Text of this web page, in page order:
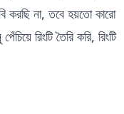
করছি না, তবে হয়তো কারো
রিংটি তৈরি করি, রিংটি